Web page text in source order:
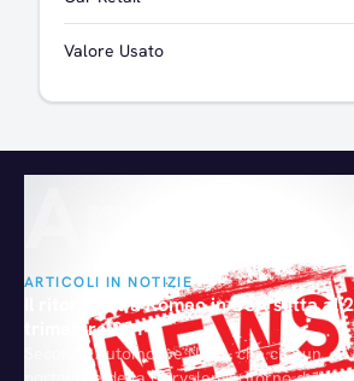
Valore Usato
Articoli
ARTICOLI IN NOTIZIE
Il ritorno Alfa Romeo in USA slitta al
trimestre 2014
Secondo Automotive News, che cita un